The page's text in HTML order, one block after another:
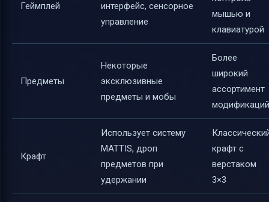
Геймплей
интерфейс, сенсорное
управление
мышью и
клавиатурой
Предметы
Некоторые
эксклюзивные
предметы и мобы
Более
широкий
ассортимент
модификаций
Крафт
Использует систему
MATTIS, дроп
предметов при
удержании
крафт с
верстаком
3×3